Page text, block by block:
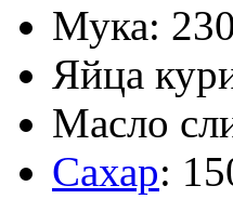
Мука:
Яйца
Масло
Сахар: